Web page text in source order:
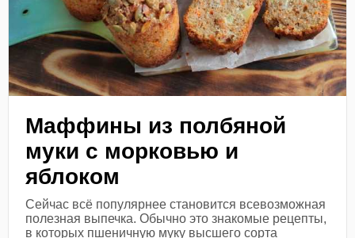
Маффины из полбяной
муки с морковью и
яблоком
Сейчас всё популярнее становится всевозможная
полезная выпечка. Обычно это знакомые рецепты,
в которых пшеничную муку высшего сорта